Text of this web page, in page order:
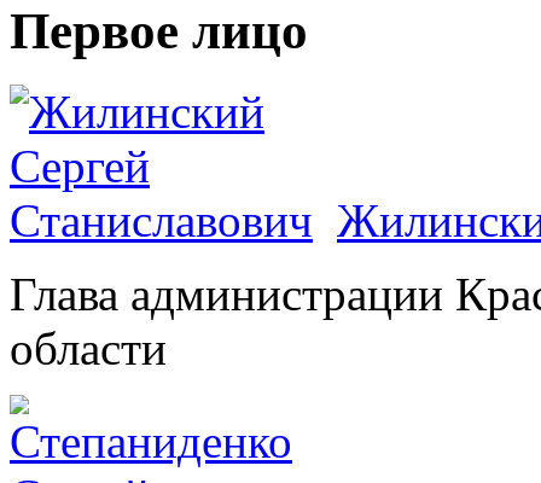
Первое лицо
Глава администрации
области